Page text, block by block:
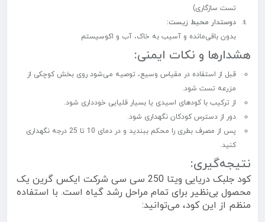
تست سازگاری)
دوستدار محیط زیست:
بدون باقی‌مانده و آسیب به خاک، آب و اکوسیستم
هشدارها و نکات ایمنی:
قبل از استفاده در مقیاس وسیع، توصیه می‌شود روی بخش کوچکی از
مزرعه تست شود.
از ترکیب با کودهای اسیدی یا بسیار قلیایی خودداری شود.
دور از دسترس کودکان نگهداری شود.
پس از مصرف بطری را محکم ببندید و در دمای 10 تا 25 درجه نگهداری
کنید.
نتیجه‌گیری:
کود جلبک دریایی ویتا 250 سی سی شرکت ایکس گرین یک
محصول بی‌نظیر برای تمام مراحل رشد گیاه است. با استفاده
منظم از این کود، می‌توانید: